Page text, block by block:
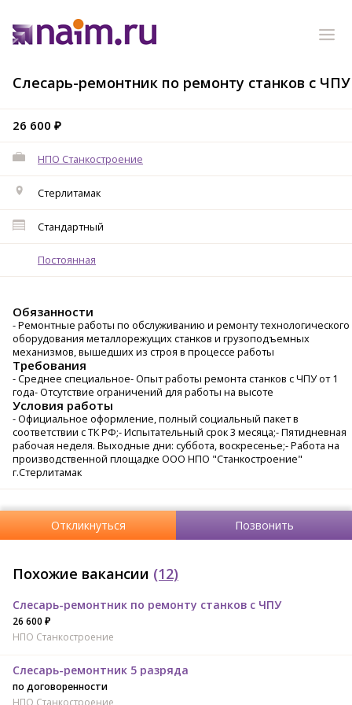
Слесарь-ремонтник по ремонту станков с ЧПУ
26 600 ₽
НПО Станкостроение
Стерлитамак
Стандартный
Постоянная
Обязанности
- Ремонтные работы по обслуживанию и ремонту технологического
оборудования металлорежущих станков и грузоподъемных
механизмов, вышедших из строя в процессе работы
Требования
- Среднее специальное- Опыт работы ремонта станков с ЧПУ от 1
года- Отсутствие ограничений для работы на высоте
Условия работы
- Официальное оформление, полный социальный пакет в
соответствии с ТК РФ;- Испытательный срок 3 месяца;- Пятидневная
рабочая неделя. Выходные дни: суббота, воскресенье;- Работа на
производственной площадке ООО НПО "Станкостроение"
г.Стерлитамак
Откликнуться Позвонить
Похожие вакансии (12)
Слесарь-ремонтник по ремонту станков с ЧПУ
26 600 ₽
НПО Станкостроение
Слесарь-ремонтник 5 разряда
по договоренности
НПО Станкостроение